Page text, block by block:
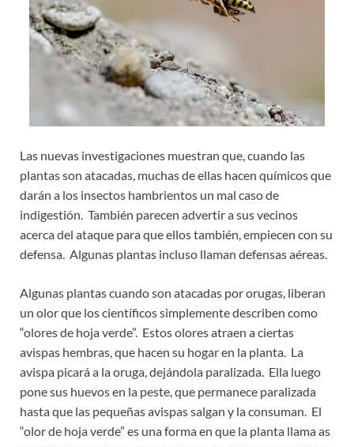
Las nuevas investigaciones muestran que, cuando las
plantas son atacadas, muchas de ellas hacen químicos que
darán a los insectos hambrientos un mal caso de
indigestión. También parecen advertir a sus vecinos
acerca del ataque para que ellos también, empiecen con su
defensa. Algunas plantas incluso llaman defensas aéreas.
Algunas plantas cuando son atacadas por orugas, liberan
un olor que los científicos simplemente describen como
“olores de hoja verde”. Estos olores atraen a ciertas
avispas hembras, que hacen su hogar en la planta. La
avispa picará a la oruga, dejándola paralizada. Ella luego
pone sus huevos en la peste, que permanece paralizada
hasta que las pequeñas avispas salgan y la consuman. El
“olor de hoja verde” es una forma en que la planta llama as